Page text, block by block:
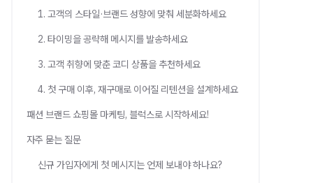
1. 고객의 스타일·브랜드 성향에 맞춰 세분화하세요
2. 타이밍을 공략해 메시지를 발송하세요
3. 고객 취향에 맞춘 코디 상품을 추천하세요
4. 첫 구매 이후, 재구매로 이어질 리텐션을 설계하세요
패션 브랜드 쇼핑몰 마케팅, 블럭스로 시작하세요!
자주 묻는 질문
신규 가입자에게 첫 메시지는 언제 보내야 하나요?